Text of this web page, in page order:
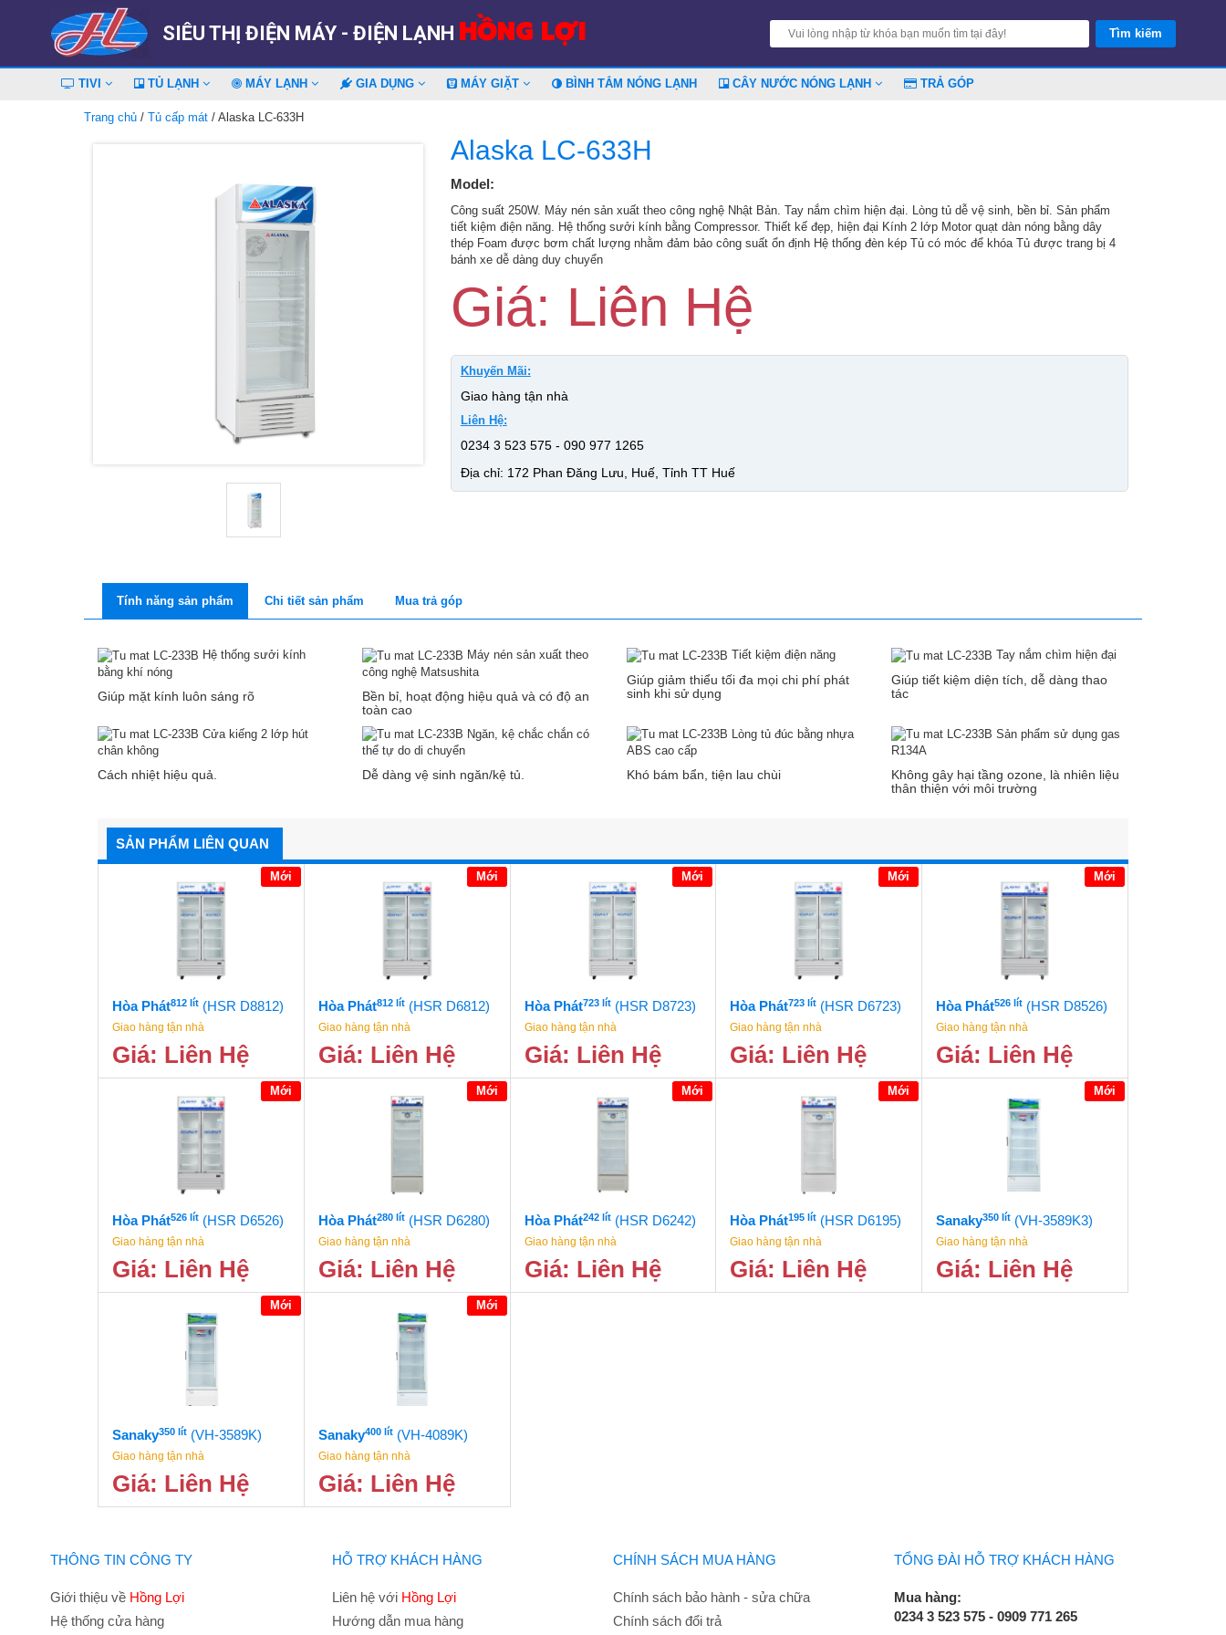
SIÊU THỊ ĐIỆN MÁY - ĐIỆN LẠNH HỒNG LỢI
TIVI TỦ LẠNH MÁY LẠNH GIA DỤNG MÁY GIẶT BÌNH TẮM NÓNG LẠNH CÂY NƯỚC NÓNG LẠNH TRẢ GÓP
Trang chủ /Tủ cấp mát / Alaska LC-633H
Alaska LC-633H
Model:
Công suất 250W. Máy nén sản xuất theo công nghệ Nhật Bản. Tay nắm chìm hiện đại. Lòng tủ dễ vệ sinh, bền bỉ. Sản phẩm
tiết kiệm điện năng. Hệ thống sưởi kính bằng Compressor. Thiết kế đẹp, hiện đại Kính 2 lớp Motor quạt dàn nóng bằng dây
thép Foam được bơm chất lượng nhằm đảm bảo công suất ổn định Hệ thống đèn kép Tủ có móc để khóa Tủ được trang bị 4
bánh xe dễ dàng duy chuyển
Giá: Liên Hệ
Khuyến Mãi:
Giao hàng tận nhà
Liên Hệ:
0234 3 523 575 - 090 977 1265
Địa chỉ: 172 Phan Đăng Lưu, Huế, Tỉnh TT Huế
Tính năng sản phẩm Chi tiết sản phẩm Mua trả góp
Hệ thống sưởi kính
bằng khí nóng
Giúp mặt kính luôn sáng rõ
Máy nén sản xuất theo
công nghệ Matsushita
Bền bỉ, hoạt động hiệu quả và có độ an
toàn cao
Tiết kiệm điện năng
Giúp giảm thiểu tối đa mọi chi phí phát
sinh khi sử dụng
Tay nắm chìm hiện đại
Giúp tiết kiệm diện tích, dễ dàng thao
tác
Cửa kiếng 2 lớp hút
chân không
Cách nhiệt hiệu quả.
Ngăn, kệ chắc chắn có
thể tự do di chuyển
Dễ dàng vệ sinh ngăn/kệ tủ.
Lòng tủ đúc bằng nhựa
ABS cao cấp
Khó bám bẩn, tiện lau chùi
Sản phẩm sử dụng gas
R134A
Không gây hại tầng ozone, là nhiên liệu
thân thiện với môi trường
SẢN PHẨM LIÊN QUAN
Mới
Hòa Phát812 lít (HSR D8812)
Giao hàng tận nhà
Giá: Liên Hệ
Mới
Hòa Phát812 lít (HSR D6812)
Giao hàng tận nhà
Giá: Liên Hệ
Mới
Hòa Phát723 lít (HSR D8723)
Giao hàng tận nhà
Giá: Liên Hệ
Mới
Hòa Phát723 lít (HSR D6723)
Giao hàng tận nhà
Giá: Liên Hệ
Mới
Hòa Phát526 lít (HSR D8526)
Giao hàng tận nhà
Giá: Liên Hệ
Mới
Hòa Phát526 lít (HSR D6526)
Giao hàng tận nhà
Giá: Liên Hệ
Mới
Hòa Phát280 lít (HSR D6280)
Giao hàng tận nhà
Giá: Liên Hệ
Mới
Hòa Phát242 lít (HSR D6242)
Giao hàng tận nhà
Giá: Liên Hệ
Mới
Hòa Phát195 lít (HSR D6195)
Giao hàng tận nhà
Giá: Liên Hệ
Mới
Sanaky350 lít (VH-3589K3)
Giao hàng tận nhà
Giá: Liên Hệ
Mới
Sanaky350 lít (VH-3589K)
Giao hàng tận nhà
Giá: Liên Hệ
Mới
Sanaky400 lít (VH-4089K)
Giao hàng tận nhà
Giá: Liên Hệ
THÔNG TIN CÔNG TY
Giới thiệu về Hồng Lợi
Hệ thống cửa hàng
HỖ TRỢ KHÁCH HÀNG
Liên hệ với Hồng Lợi
Hướng dẫn mua hàng
CHÍNH SÁCH MUA HÀNG
Chính sách bảo hành - sửa chữa
Chính sách đổi trả
TỔNG ĐÀI HỖ TRỢ KHÁCH HÀNG
Mua hàng:
0234 3 523 575 - 0909 771 265